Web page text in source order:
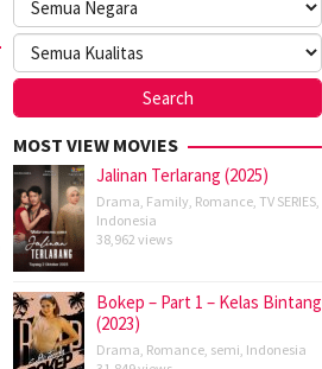
MOST VIEW MOVIES
Jalinan Terlarang (2025)
Drama, Family, Romance, TV SERIES,
Indonesia
38,962 views
Bokep – Part 1 – Kelas Bintang
(2023)
Drama, Romance, semi, Indonesia